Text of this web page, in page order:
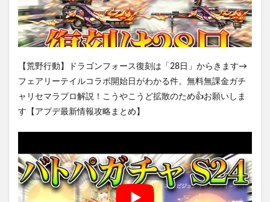
【荒野行動】ドラゴンフォース復刻は「28日」からきます→
フェアリーテイルコラボ開始日がわかる件。無料無課金ガチ
ャリセマラプロ解説！こうやこうど拡散のため👍お願いしま
す【アプデ最新情報攻略まとめ】